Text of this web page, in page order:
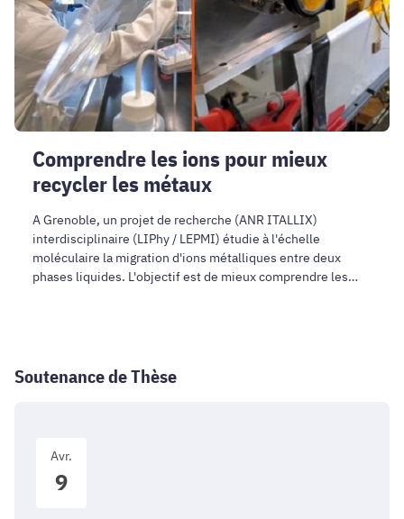
recycler
les
métaux
Comprendre les ions pour mieux
recycler les métaux
A Grenoble, un projet de recherche (ANR ITALLIX)
interdisciplinaire (LIPhy / LEPMI) étudie à l'échelle
moléculaire la migration d'ions métalliques entre deux
phases liquides. L'objectif est de mieux comprendre les
Soutenance de Thèse
thèse
Thomas
Avr.
9